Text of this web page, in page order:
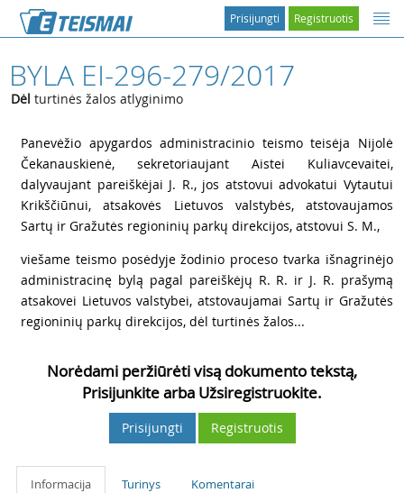
Registruotis
Prisijungti
BYLA EI-296-279/2017
Dėl turtinės žalos atlyginimo
Panevėžio apygardos administracinio teismo teisėja Nijolė
Čekanauskienė, sekretoriaujant Aistei Kuliavcevaitei,
dalyvaujant pareiškėjai J. R., jos atstovui advokatui Vytautui
Krikščiūnui, atsakovės Lietuvos valstybės, atstovaujamos
Sartų ir Gražutės regioninių parkų direkcijos, atstovui S. M.,
viešame teismo posėdyje žodinio proceso tvarka išnagrinėjo
administracinę bylą pagal pareiškėjų R. R. ir J. R. prašymą
atsakovei Lietuvos valstybei, atstovaujamai Sartų ir Gražutės
regioninių parkų direkcijos, dėl turtinės žalos...
Norėdami peržiūrėti visą dokumento tekstą,
Prisijunkite arba Užsiregistruokite.
Prisijungti Registruotis
Informacija Turinys Komentarai